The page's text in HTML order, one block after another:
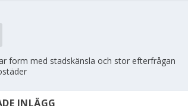
form med stadskänsla och stor efterfrågan
INLÄGG